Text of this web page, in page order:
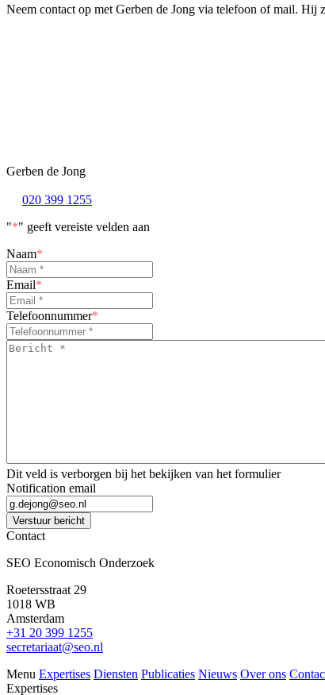
Neem contact op met Gerben de Jong via telefoon of mail. Hij
Gerben de Jong
020 399 1255
"*" geeft vereiste velden aan
Naam*
Email*
Telefoonnummer*
Bericht
Dit veld is verborgen bij het bekijken van het formulier
Notification email
Verstuur bericht
Contact
SEO Economisch Onderzoek
Roetersstraat 29
1018 WB
Amsterdam
+31 20 399 1255
secretariaat@seo.nl
Menu Expertises Diensten Publicaties Nieuws Over ons
Expertises